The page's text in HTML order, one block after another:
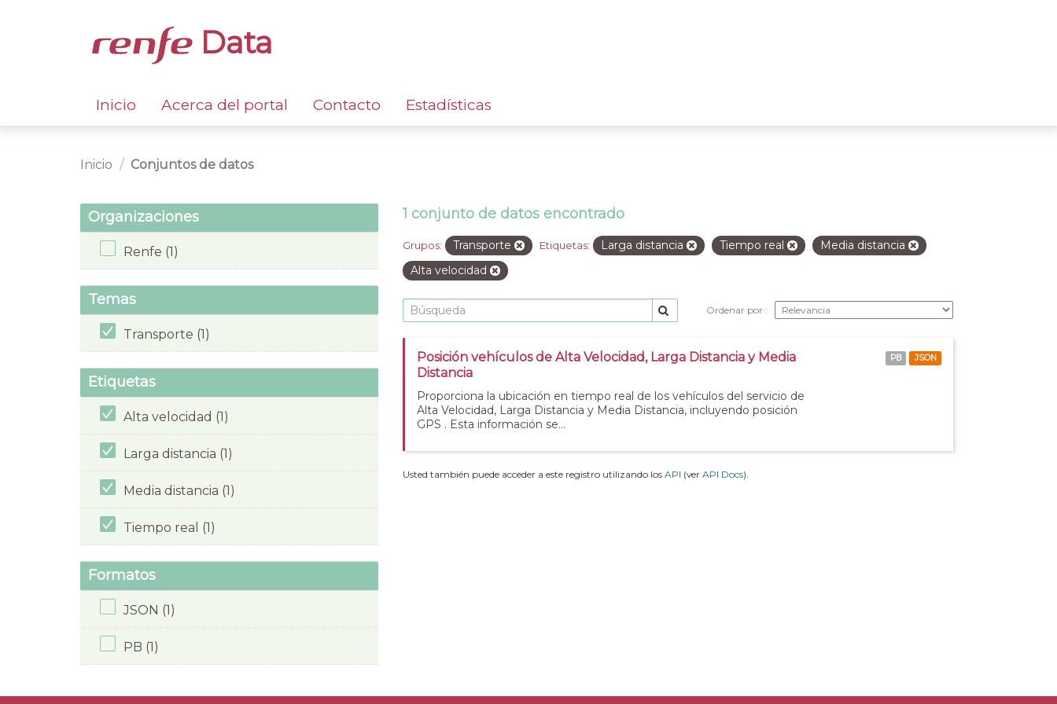
Data
Inicio Acerca del portal Contacto Estadísticas
Inicio Conjuntos de datos
Organizaciones
Renfe (1)
Temas
Transporte (1)
Etiquetas
Alta velocidad (1)
Larga distancia (1)
Media distancia (1)
Tiempo real (1)
Formatos
JSON (1)
PB (1)
1 conjunto de datos encontrado
Grupos: Transporte Etiquetas: Larga distancia Tiempo real
Media distancia
Alta velocidad
Ordenar por
Posición vehículos de Alta Velocidad, Larga Distancia y Media
Distancia
Proporciona la ubicación en tiempo real de los vehículos del servicio de
Alta Velocidad, Larga Distancia y Media Distancia, incluyendo posición
GPS . Esta información se...
PB JSON
Usted también puede acceder a este registro utilizando los API (ver API Docs).